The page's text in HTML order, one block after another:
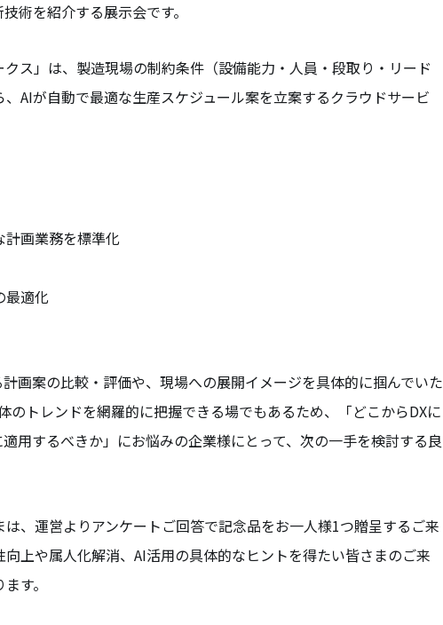
術を紹介する展示会です。
ス」は、製造現場の制約条件（設備能力・人員・段取り・リード
AIが自動で最適な生産スケジュール案を立案するクラウドサービ
計画業務を標準化
最適化
画案の比較・評価や、現場への展開イメージを具体的に掴んでいた
のトレンドを網羅的に把握できる場でもあるため、「どこからDXに
用するべきか」にお悩みの企業様にとって、次の一手を検討する良
、運営よりアンケートご回答で記念品をお一人様1つ贈呈するご来
上や属人化解消、AI活用の具体的なヒントを得たい皆さまのご来
す。